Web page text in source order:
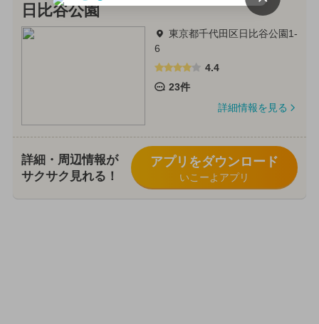
日比谷公園
東京都千代田区日比谷公園1-
6
4.4
23件
詳細情報を見る
詳細・周辺情報が
サクサク見れる！
アプリをダウンロード
いこーよアプリ